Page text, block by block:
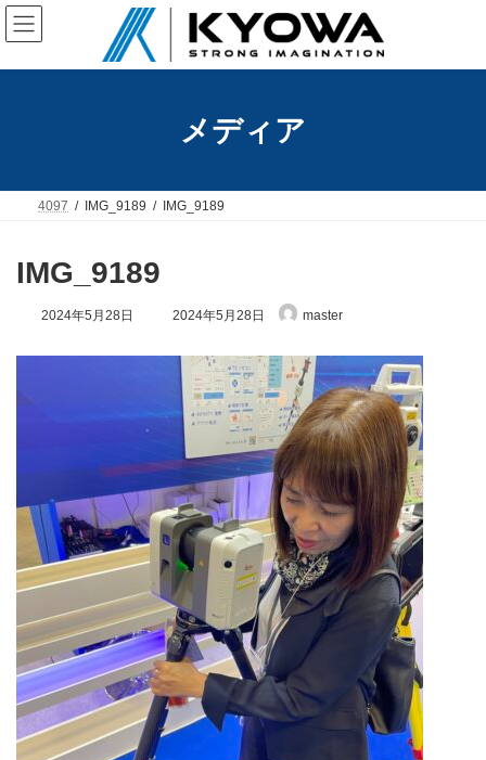
コ
ン
テ
ン
ナ
ビ
ゲ
ー
メディア
4097 IMG_9189 IMG_9189
IMG_9189
2024年5月28日
最
新
日
時
:
2024年5月28日 master